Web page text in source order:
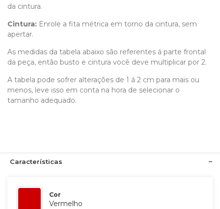
da cintura.
Cintura: Enrole a fita métrica em torno da cintura, sem
apertar.
As medidas da tabela abaixo são referentes á parte frontal
da peça, então busto e cintura você deve multiplicar por 2.
A tabela pode sofrer alterações de 1 á 2 cm para mais ou
menos, leve isso em conta na hora de selecionar o
tamanho adequado.
Características
Cor
Vermelho